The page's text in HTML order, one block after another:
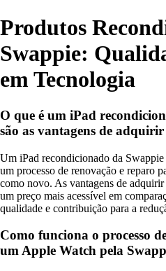
Produtos
Swappie:
em Tecnologia
O que é um iPad
são as vantagens de
Um iPad recondicionado da
um processo de renovação e reparo
como novo. As vantagens de
um preço mais acessível em
qualidade e contribuição para a
Como funciona o processo
um Apple Watch pela